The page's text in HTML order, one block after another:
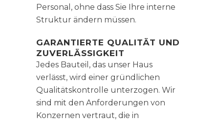
Personal, ohne dass Sie Ihre interne
Struktur ändern müssen.
GARANTIERTE QUALITÄT UND
ZUVERLÄSSIGKEIT
Jedes Bauteil, das unser Haus
verlässt, wird einer gründlichen
Qualitätskontrolle unterzogen. Wir
sind mit den Anforderungen von
Konzernen vertraut, die in